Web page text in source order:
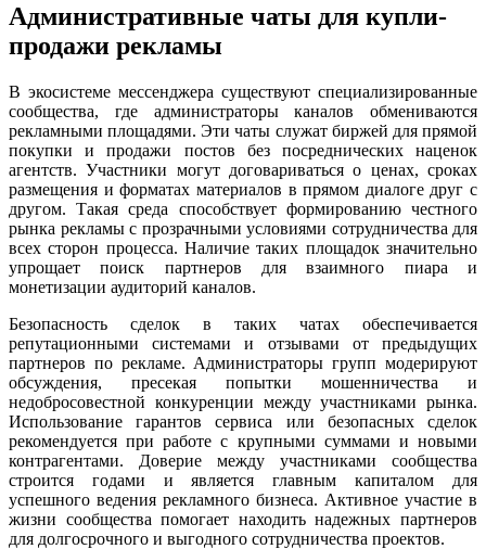
Административные чаты для купли-
продажи рекламы
В экосистеме мессенджера существуют специализированные
сообщества, где администраторы каналов обмениваются
рекламными площадями. Эти чаты служат биржей для прямой
покупки и продажи постов без посреднических наценок
агентств. Участники могут договариваться о ценах, сроках
размещения и форматах материалов в прямом диалоге друг с
другом. Такая среда способствует формированию честного
рынка рекламы с прозрачными условиями сотрудничества для
всех сторон процесса. Наличие таких площадок значительно
упрощает поиск партнеров для взаимного пиара и
монетизации аудиторий каналов.
Безопасность сделок в таких чатах обеспечивается
репутационными системами и отзывами от предыдущих
партнеров по рекламе. Администраторы групп модерируют
обсуждения, пресекая попытки мошенничества и
недобросовестной конкуренции между участниками рынка.
Использование гарантов сервиса или безопасных сделок
рекомендуется при работе с крупными суммами и новыми
контрагентами. Доверие между участниками сообщества
строится годами и является главным капиталом для
успешного ведения рекламного бизнеса. Активное участие в
жизни сообщества помогает находить надежных партнеров
для долгосрочного и выгодного сотрудничества проектов.